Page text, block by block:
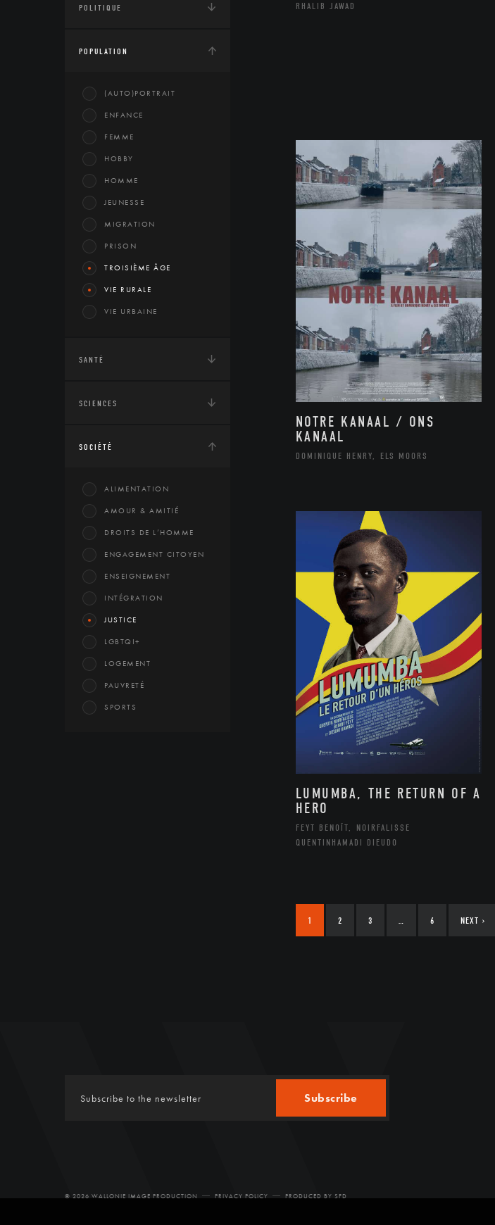
POLITIQUE
POPULATION
(AUTO)PORTRAIT
ENFANCE
FEMME
HOBBY
HOMME
JEUNESSE
MIGRATION
PRISON
TROISIÈME ÂGE
VIE RURALE
VIE URBAINE
SANTÉ
SCIENCES
SOCIÉTÉ
ALIMENTATION
AMOUR & AMITIÉ
DROITS DE L’HOMME
ENGAGEMENT CITOYEN
ENSEIGNEMENT
INTÉGRATION
JUSTICE
LGBTQI+
LOGEMENT
PAUVRETÉ
SPORTS
RHALIB JAWAD
NOTRE KANAAL / ONS
KANAAL
DOMINIQUE HENRY, ELS MOORS
LUMUMBA, THE RETURN OF A
HERO
FEYT BENOÎT, NOIRFALISSE
QUENTINHAMADI DIEUDO
1 2 3 … 6 NEXT ›
Subscribe
© 2026 WALLONIE IMAGE PRODUCTION PRIVACY POLICY PRODUCED BY SFD